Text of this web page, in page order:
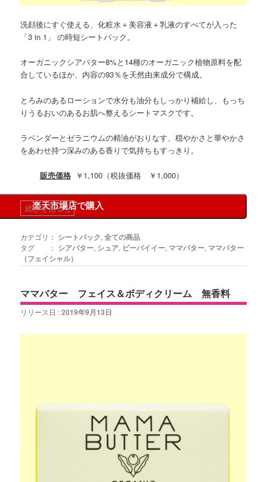
洗顔後にすぐ使える、化粧水＋美容液＋乳液のすべてが入った
「3 in 1」 の時短シートパック。
オーガニックシアバター8%と14種のオーガニック植物原料を配
合しているほか、内容の93％を天然由来成分で構成。
とろみのあるローションで水分も油分もしっかり補給し、もっち
りうるおいのあるお肌へ整えるシートマスクです。
ラベンダーとゼラニウムの精油がおりなす、穏やかさと華やかさ
をあわせ持つ深みのある香りで気持ちもすっきり。
販売価格￥1,100（税抜価格 ￥1,000）
楽天市場店で購入
続きを見る»
カテゴリ： シートパック,全ての商品
タグ ： シアバター, シュア, ビーバイイー, ママバター, ママバター
（フェイシャル）
ママバター フェイス＆ボディクリーム 無香料
リリース日 :2019年9月13日